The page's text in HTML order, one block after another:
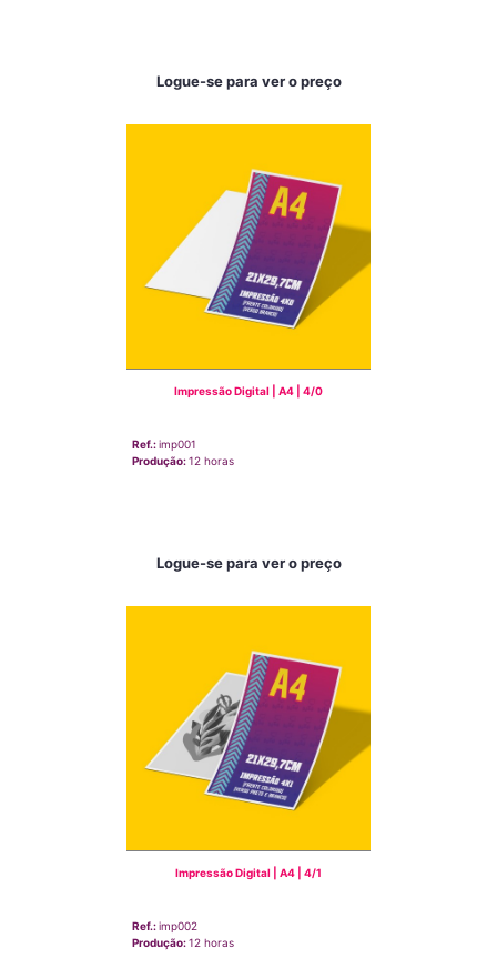
Logue-se para ver o preço
Impressão Digital | A4 | 4/0
Ref.:imp001
Produção:12 horas
Logue-se para ver o preço
Impressão Digital | A4 | 4/1
Ref.:imp002
Produção:12 horas